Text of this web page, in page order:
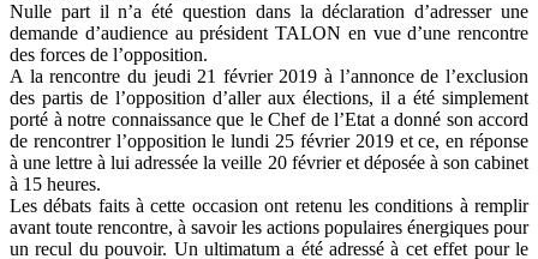
Nulle part il n’a été question dans la déclaration d’adresser une
demande d’audience au président TALON en vue d’une rencontre
des forces de l’opposition.
A la rencontre du jeudi 21 février 2019 à l’annonce de l’exclusion
des partis de l’opposition d’aller aux élections, il a été simplement
porté à notre connaissance que le Chef de l’Etat a donné son accord
de rencontrer l’opposition le lundi 25 février 2019 et ce, en réponse
à une lettre à lui adressée la veille 20 février et déposée à son cabinet
à 15 heures.
Les débats faits à cette occasion ont retenu les conditions à remplir
avant toute rencontre, à savoir les actions populaires énergiques pour
un recul du pouvoir. Un ultimatum a été adressé à cet effet pour le